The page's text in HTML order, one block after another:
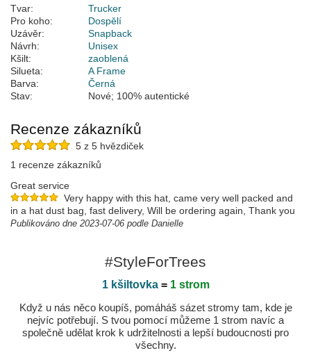
Tvar:
Trucker
Pro koho:
Dospělí
Uzávěr:
Snapback
Návrh:
Unisex
Kšilt:
zaoblená
Silueta:
A Frame
Barva:
Černá
Stav:
Nové; 100% autentické
Recenze zákazníků
5 z 5 hvězdiček
1 recenze zákazníků
Great service
Very happy with this hat, came very well packed and
in a hat dust bag, fast delivery, Will be ordering again, Thank you
Publikováno dne 2023-07-06 podle Danielle
#StyleForTrees
1 kšiltovka= 1 strom
Když u nás něco koupíš, pomáháš sázet stromy tam, kde je
nejvíc potřebují. S tvou pomocí můžeme 1 strom navíc a
společně udělat krok k udržitelnosti a lepší budoucnosti pro
všechny.